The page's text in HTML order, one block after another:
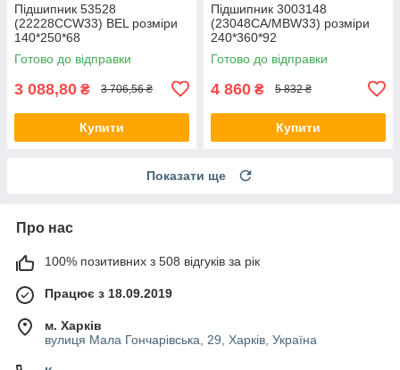
Підшипник 53528
(22228CCW33) BEL розміри
140*250*68
Готово до відправки
3 088,80 ₴ 3 706,56 ₴
Купити
Підшипник 3003148
(23048CA/MBW33) розміри
240*360*92
Готово до відправки
4 860 ₴ 5 832 ₴
Купити
Показати ще
Про нас
100% позитивних з 508 відгуків за рік
Працює з 18.09.2019
м. Харків
вулиця Мала Гончарівська, 29, Харків, Україна